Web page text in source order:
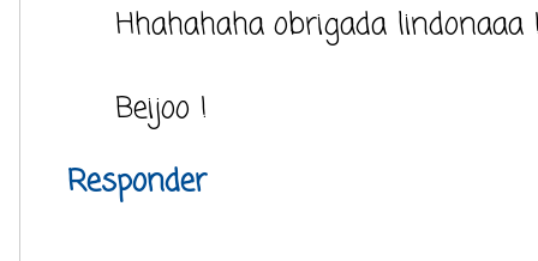
Hhahahaha obrigada
Beijoo !
Responder